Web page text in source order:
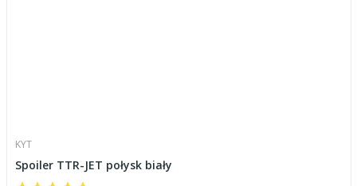
KYT
Spoiler TTR-JET połysk biały